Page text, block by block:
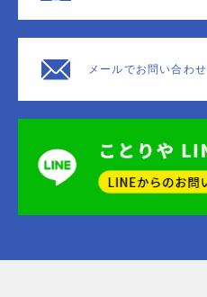
メールでお問い合わせ